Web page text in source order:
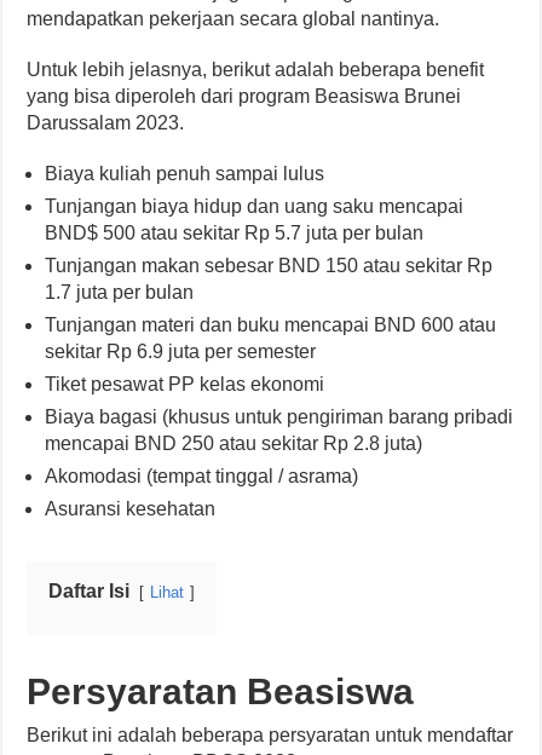
mendapatkan pekerjaan secara global nantinya.
Untuk lebih jelasnya, berikut adalah beberapa benefit
yang bisa diperoleh dari program Beasiswa Brunei
Darussalam 2023.
Biaya kuliah penuh sampai lulus
Tunjangan biaya hidup dan uang saku mencapai
BND$ 500 atau sekitar Rp 5.7 juta per bulan
Tunjangan makan sebesar BND 150 atau sekitar Rp
1.7 juta per bulan
Tunjangan materi dan buku mencapai BND 600 atau
sekitar Rp 6.9 juta per semester
Tiket pesawat PP kelas ekonomi
Biaya bagasi (khusus untuk pengiriman barang pribadi
mencapai BND 250 atau sekitar Rp 2.8 juta)
Akomodasi (tempat tinggal / asrama)
Asuransi kesehatan
Daftar Isi Lihat
Persyaratan Beasiswa
Berikut ini adalah beberapa persyaratan untuk mendaftar